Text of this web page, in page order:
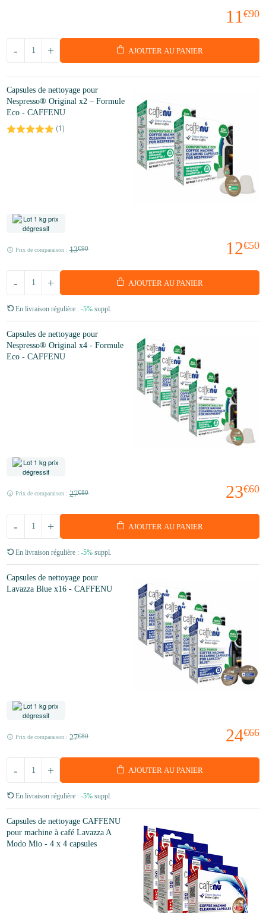
11 €90
+
- AJOUTER AU PANIER
Capsules de nettoyage pour
Nespresso® Original x2 – Formule
Eco - CAFFENU
(1)
12€50
Prix de comparaison : 13€90
+
- AJOUTER AU PANIER
En livraison régulière : -5% suppl.
Capsules de nettoyage pour
Nespresso® Original x4 - Formule
Eco - CAFFENU
23€60
Prix de comparaison : 27€80
+
- AJOUTER AU PANIER
En livraison régulière : -5% suppl.
Capsules de nettoyage pour
Lavazza Blue x16 - CAFFENU
24€66
Prix de comparaison : 27€80
+
- AJOUTER AU PANIER
En livraison régulière : -5% suppl.
Capsules de nettoyage CAFFENU
pour machine à café Lavazza A
Modo Mio - 4 x 4 capsules